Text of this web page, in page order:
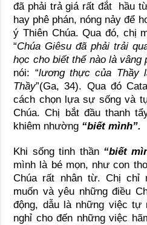
đã phải trả giá rất đắt hầu
hay phê phán, nóng nảy để
ý Thiên Chúa. Qua đó, chị
“Chúa Giêsu đã phải trải
học cho biết thế nào là vâng
nói: “lương thực của Thầy
Thầy”(Ga, 34). Qua đó
cách chọn lựa sự sống và
Chúa. Chị bắt đầu thanh
khiêm nhường “biết mình”.
Khi sống tinh thần “biết
mình là bé mọn, như con
Chúa rất nhân từ. Chị chỉ
muốn và yêu những điều
động, dẫu là những việc tự
nghỉ cho đến những việc